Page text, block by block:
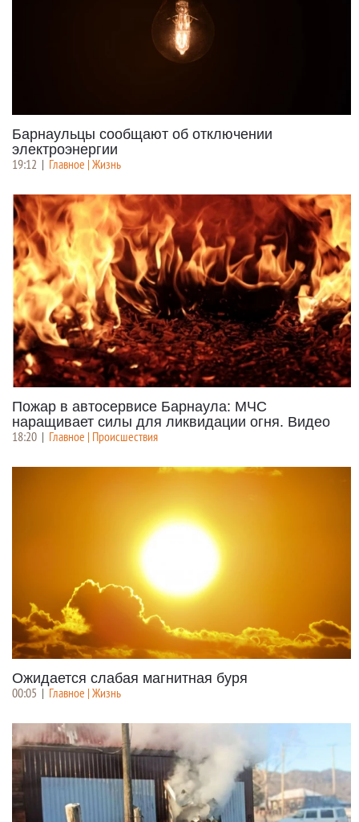
Барнаульцы сообщают об отключении
электроэнергии
19:12 | Главное | Жизнь
Пожар в автосервисе Барнаула: МЧС
наращивает силы для ликвидации огня. Видео
18:20 | Главное | Происшествия
Ожидается слабая магнитная буря
00:05 Главное | Жизнь